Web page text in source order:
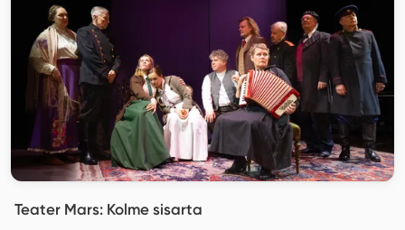
Teater Mars: Kolme sisarta